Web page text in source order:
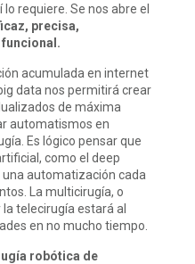
requiere. Se nos abre el
precisa,
acumulada en internet
data nos permitirá crear
de máxima
automatismos en
Es lógico pensar que
como el deep
automatización cada
La multicirugía, o
telecirugía estará al
en no mucho tiempo.
robótica de